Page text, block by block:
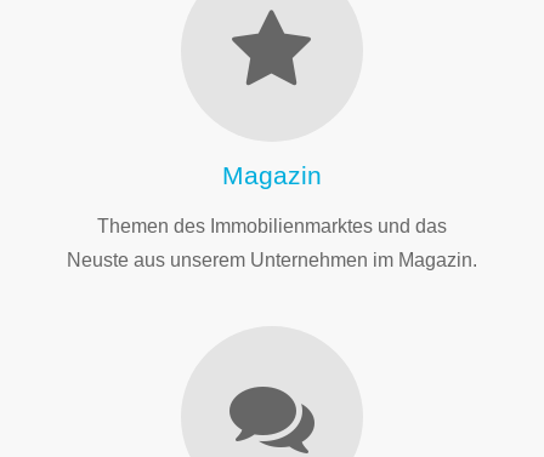
Magazin
Themen des Immobilienmarktes und das
Neuste aus unserem Unternehmen im Magazin.